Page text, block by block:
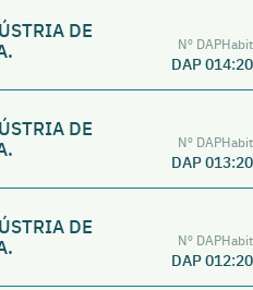
DE
Nº
DAP
DE
Nº
DAP
DE
Nº
DAP